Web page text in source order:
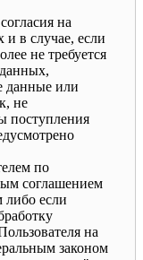
на
и в случае, если
не требуется
данные или
не
поступления
по
соглашением
либо если
на
законом